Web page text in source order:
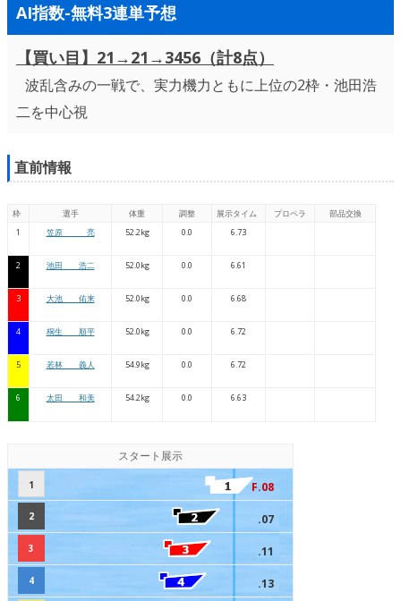
AI指数-無料3連単予想
【買い目】21→21→3456（計8点）
波乱含みの一戦で、実力機力ともに上位の2枠・池田浩
二を中心視
直前情報
枠 選手 体重 調整 展示タイム プロペラ
部品交換
1
笠原 亮 52.2kg 0.0 6.73
2 池田 浩二 52.0kg 0.0 6.61
3 大池 佑来 52.0kg 0.0 6.68
4 桐生 順平 52.0kg 0.0 6.72
5 若林 義人 54.9kg 0.0 6.72
6 太田 和美 54.2kg 0.0 6.63
スタート展示
1 F.08
2 .07
3 .11
4 .13